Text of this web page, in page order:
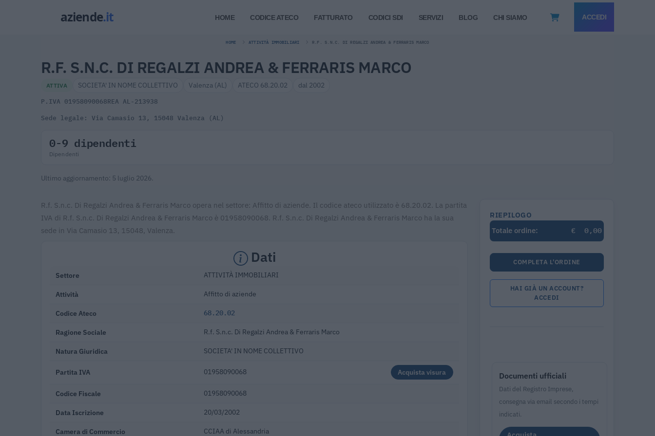
HOME CODICE ATECO FATTURATO CODICI SDI SERVIZI BLOG CHI SIAMO ACCEDI
HOME ATTIVITÀ IMMOBILIARI R.F. S.N.C. DI REGALZI ANDREA & FERRARIS MARCO
R.F. S.N.C. DI REGALZI ANDREA & FERRARIS MARCO
ATTIVA SOCIETA' IN NOME COLLETTIVO Valenza (AL) ATECO 68.20.02 dal 2002
P.IVA 01958090068REA AL-213938
Sede legale: Via Camasio 13, 15048 Valenza (AL)
0-9 dipendenti
Dipendenti
Ultimo aggiornamento: 5 luglio 2026.
R.f. S.n.c. Di Regalzi Andrea & Ferraris Marco opera nel settore: Affitto di aziende. Il codice ateco utilizzato è 68.20.02. La partita
IVA di R.f. S.n.c. Di Regalzi Andrea & Ferraris Marco è 01958090068. R.f. S.n.c. Di Regalzi Andrea & Ferraris Marco ha la sua
sede in Via Camasio 13, 15048, Valenza.
Dati
Settore ATTIVITÀ IMMOBILIARI
Attività Affitto di aziende
Codice Ateco 68.20.02
Ragione Sociale R.f. S.n.c. Di Regalzi Andrea & Ferraris Marco
Natura Giuridica SOCIETA' IN NOME COLLETTIVO
Partita IVA 01958090068 Acquista visura
Codice Fiscale 01958090068
Data Iscrizione 20/03/2002
Camera di Commercio CCIAA di Alessandria
RIEPILOGO
Totale ordine:
€ 0,00
COMPLETA L'ORDINE
HAI GIÀ UN ACCOUNT?
ACCEDI
Documenti ufficiali
Dati del Registro Imprese,
consegna via email secondo i tempi
indicati.